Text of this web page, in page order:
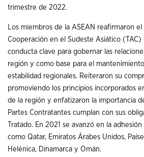
trimestre de 2022.
Los miembros de la ASEAN reafirmaron
Cooperación en el Sudeste Asiático
conducta clave para gobernar las
región y como base para el
estabilidad regionales. Reiteraron su
promoviendo los principios incorporados
de la región y enfatizaron la importancia
Partes Contratantes cumplan con sus
Tratado. En 2021 se avanzó en la
como Qatar, Emiratos Árabes Unidos,
Helénica, Dinamarca y Omán.